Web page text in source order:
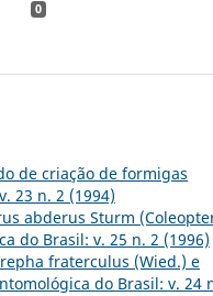
0
de criação de formigas
23 n. 2 (1994)
abderus Sturm
do Brasil: v. 25 n. 2 (1996)
fraterculus (Wied.) e
do Brasil: v. 24